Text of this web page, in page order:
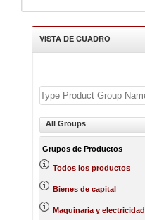
VISTA DE CUADRO
All Groups
Grupos de Productos
Todos los productos
Bienes de capital
Maquinaria y electricidad